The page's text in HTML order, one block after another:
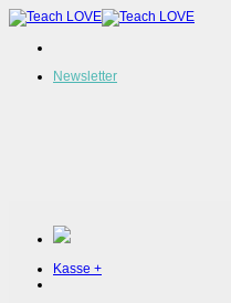
Zum
Inhalt
springen
Newsletter
Kasse +